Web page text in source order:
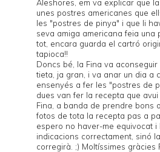
Aleshores, em va explicar que
unes postres americanes que
les "postres de pinya" i que li
seva amiga americana feia una
tot, encara guarda el cartró
tapioca!!
Doncs bé, la Fina va
tieta, ja gran, i va anar un dia a
ensenyés a fer les "postres de
dues van fer la recepta que
Fina, a banda de prendre bons
fotos de tota la recepta pas a
espero no haver-me equivocat i
indicacions correctament, sinó
corregirà. ;) Moltíssimes gràcies